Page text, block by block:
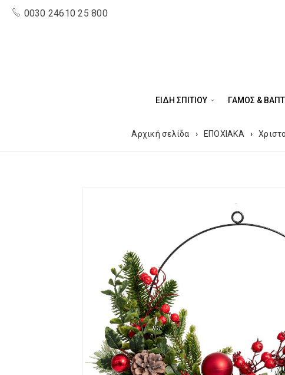
0030 24610 25 800
ΕΙΔΗ ΣΠΙΤΙΟΥ ΓΑΜΟΣ &
Αρχική σελίδα › ΕΠΟΧΙΑΚΑ ›